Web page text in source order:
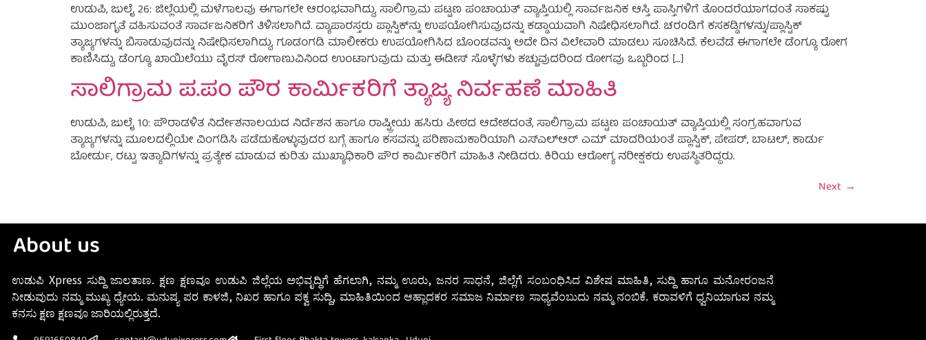
ಉಡುಪಿ, ಜುಲೈ 26: ಜಿಲ್ಲೆಯಲ್ಲಿ ಮಳೆಗಾಲವು ಈಗಾಗಲೇ ಆರಂಭವಾಗಿದ್ದು, ಸಾಲಿಗ್ರಾಮ ಪಟ್ಟಣ ಪಂಚಾಯತ್ ವ್ಯಾಪ್ತಿಯಲ್ಲಿ ಸಾರ್ವಜನಿಕ ಆಸ್ತಿ ಪಾಸ್ತಿಗಳಿಗೆ ತೊಂದರೆಯಾಗದಂತೆ ಸಾಕಷ್ಟು
ಮುಂಜಾಗೃತೆ ವಹಿಸುವಂತೆ ಸಾರ್ವಜನಿಕರಿಗೆ ತಿಳಿಸಲಾಗಿದೆ. ವ್ಯಾಪಾರಸ್ತರು ಪ್ಲಾಸ್ಟಿಕ್‍ನ್ನು ಉಪಯೋಗಿಸುವುದನ್ನು ಕಡ್ಡಾಯವಾಗಿ ನಿಷೇಧಿಸಲಾಗಿದೆ. ಚರಂಡಿಗೆ ಕಸಕಡ್ಡಿಗಳನ್ನು/ಪ್ಲಾಸ್ಟಿಕ್
ತ್ಯಾಜ್ಯಗಳನ್ನು ಬಿಸಾಡುವುದನ್ನು ನಿಷೇಧಿಸಲಾಗಿದ್ದು, ಗೂಡಂಗಡಿ ಮಾಲೀಕರು ಉಪಯೋಗಿಸಿದ ಬೊಂಡವನ್ನು ಅದೇ ದಿನ ವಿಲೇವಾರಿ ಮಾಡಲು ಸೂಚಿಸಿದೆ. ಕೆಲವೆಡೆ ಈಗಾಗಲೇ ಡೆಂಗ್ಯೂ ರೋಗ
ಕಾಣಿಸಿದ್ದು, ಡೆಂಗ್ಯೂ ಖಾಯಿಲೆಯು ವೈರಸ್ ರೋಗಾಣುವಿನಿಂದ ಉಂಟಾಗುವುದು ಮತ್ತು ಈಡೀಸ್ ಸೊಳ್ಳೆಗಳು ಕಚ್ಚುವುದರಿಂದ ರೋಗವು ಒಬ್ಬರಿಂದ […]
ಸಾಲಿಗ್ರಾಮ ಪ.ಪಂ ಪೌರ ಕಾರ್ಮಿಕರಿಗೆ ತ್ಯಾಜ್ಯ ನಿರ್ವಹಣೆ ಮಾಹಿತಿ
ಉಡುಪಿ, ಜುಲೈ 10: ಪೌರಾಡಳಿತ ನಿರ್ದೇಶನಾಲಯದ ನಿರ್ದೆಶನ ಹಾಗೂ ರಾಷ್ಟ್ರೀಯ ಹಸಿರು ಪೀಠದ ಆದೇಶದಂತೆ, ಸಾಲಿಗ್ರಾಮ ಪಟ್ಟಣ ಪಂಚಾಯತ್ ವ್ಯಾಪ್ತಿಯಲ್ಲಿ ಸಂಗ್ರಹವಾಗುವ
ತ್ಯಾಜ್ಯಗಳನ್ನು ಮೂಲದಲ್ಲಿಯೇ ವಿಂಗಡಿಸಿ ಪಡೆದುಕೊಳ್ಳುವುದರ ಬಗ್ಗೆ ಹಾಗೂ ಕಸವನ್ನು ಪರಿಣಾಮಕಾರಿಯಾಗಿ ಎಸ್‍ಎಲ್‍ಆರ್ ಎಮ್ ಮಾದರಿಯಂತೆ ಪ್ಲಾಸ್ಟಿಕ್, ಪೇಪರ್, ಬಾಟಲ್, ಕಾರ್ಡು
ಬೋರ್ಡು, ರಟ್ಟು ಇತ್ಯಾದಿಗಳನ್ನು ಪ್ರತ್ಯೇಕ ಮಾಡುವ ಕುರಿತು ಮುಖ್ಯಾಧಿಕಾರಿ ಪೌರ ಕಾರ್ಮಿಕರಿಗೆ ಮಾಹಿತಿ ನೀಡಿದರು. ಕಿರಿಯ ಆರೋಗ್ಯ ನರೀಕ್ಷಕರು ಉಪಸ್ಥಿತರಿದ್ದರು.
Next →
About us
ಉಡುಪಿ Xpress ಸುದ್ದಿ ಜಾಲತಾಣ. ಕ್ಷಣ ಕ್ಷಣವೂ ಉಡುಪಿ ಜಿಲ್ಲೆಯ ಅಭಿವೃದ್ಧಿಗೆ ಹೆಗಲಾಗಿ, ನಮ್ಮ ಊರು, ಜನರ ಸಾಧನೆ, ಜಿಲ್ಲೆಗೆ ಸಂಬಂಧಿಸಿದ ವಿಶೇಷ ಮಾಹಿತಿ, ಸುದ್ದಿ ಹಾಗೂ ಮನೋರಂಜನೆ
ನೀಡುವುದು ನಮ್ಮ ಮುಖ್ಯ ಧ್ಯೇಯ. ಮನುಷ್ಯ ಪರ ಕಾಳಜಿ, ನಿಖರ ಹಾಗೂ ಪಕ್ವ ಸುದ್ದಿ, ಮಾಹಿತಿಯಿಂದ ಆಹ್ಲಾದಕರ ಸಮಾಜ ನಿರ್ಮಾಣ ಸಾಧ್ಯವೆಂಬುದು ನಮ್ಮ ನಂಬಿಕೆ. ಕರಾವಳಿಗೆ ಧ್ವನಿಯಾಗುವ ನಮ್ಮ
ಕನಸು ಕ್ಷಣ ಕ್ಷಣವೂ ಜಾರಿಯಲ್ಲಿರುತ್ತದೆ.